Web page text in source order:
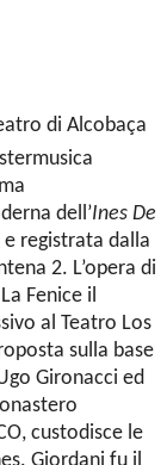
di Alcobaça
dell’Ines De
registrata dalla
2. L’opera di
Fenice il
al Teatro Los
sulla base
Gironacci ed
custodisce le